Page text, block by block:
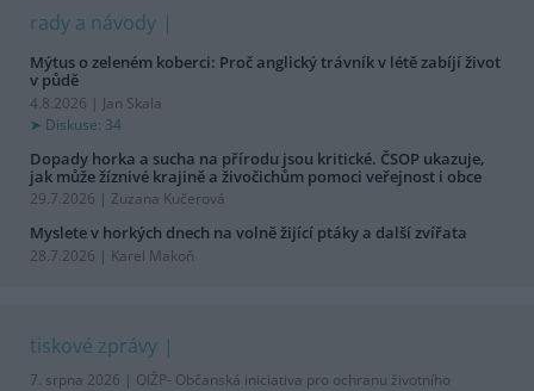
rady a návody
Mýtus o zeleném koberci: Proč anglický trávník v létě zabíjí život
v půdě
4.8.2026 | Jan Skala
Diskuse: 34
Dopady horka a sucha na přírodu jsou kritické. ČSOP ukazuje,
jak může žíznivé krajině a živočichům pomoci veřejnost i obce
29.7.2026 | Zuzana Kučerová
Myslete v horkých dnech na volně žijící ptáky a další zvířata
28.7.2026 | Karel Makoň
tiskové zprávy
7. srpna 2026 | OIŽP- Občanská iniciativa pro ochranu životního